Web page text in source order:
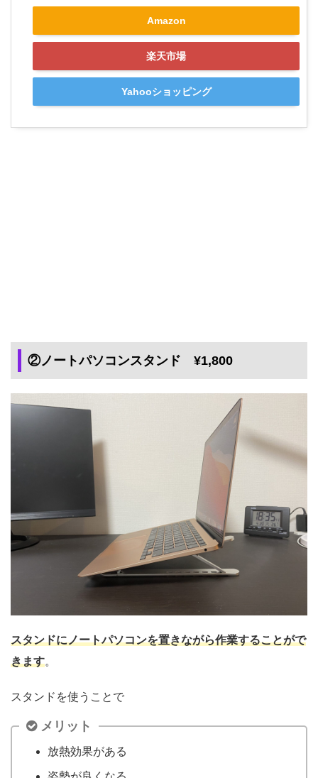
Amazon
楽天市場
Yahooショッピング
②ノートパソコンスタンド ¥1,800
スタンドにノートパソコンを置きながら作業することがで
きます。
スタンドを使うことで
メリット
放熱効果がある